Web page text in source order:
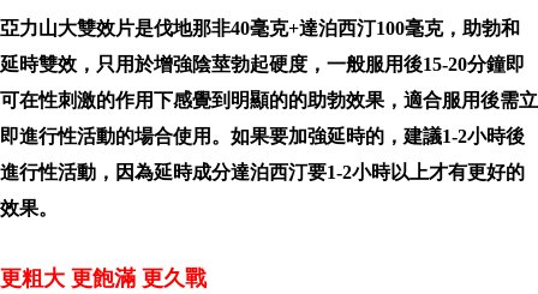
亞力山大雙效片是伐地那非40毫克+達泊西汀100毫克，助勃和
延時雙效，只用於增強陰莖勃起硬度，一般服用後15-20分鐘即
可在性刺激的作用下感覺到明顯的的助勃效果，適合服用後需立
即進行性活動的場合使用。如果要加強延時的，建議1-2小時後
進行性活動，因為延時成分達泊西汀要1-2小時以上才有更好的
效果。
更粗大 更飽滿 更久戰